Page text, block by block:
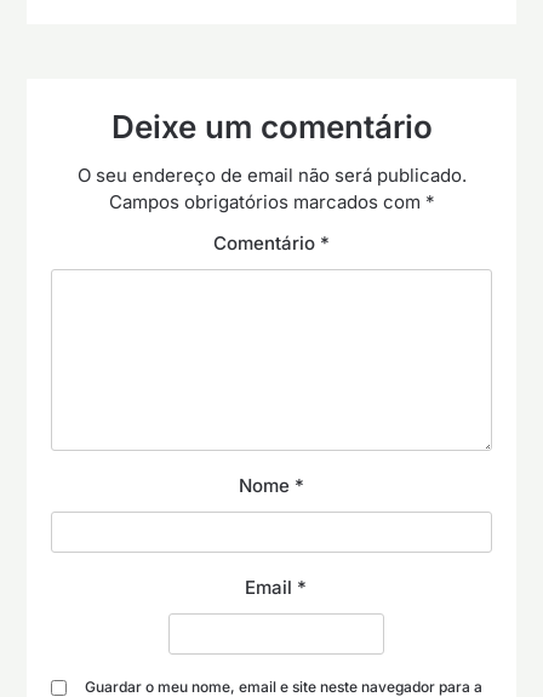
Deixe um comentário
O seu endereço de email não será publicado.
Campos obrigatórios marcados com *
Comentário *
Nome *
Email *
Guardar o meu nome, email e site neste navegador para a